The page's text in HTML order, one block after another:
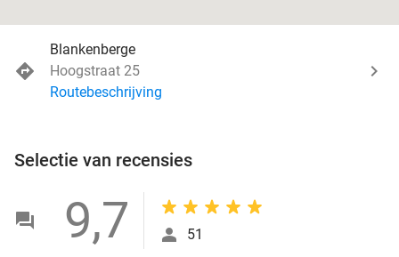
Blankenberge
Hoogstraat 25
Routebeschrijving
Selectie van recensies
9,7 51